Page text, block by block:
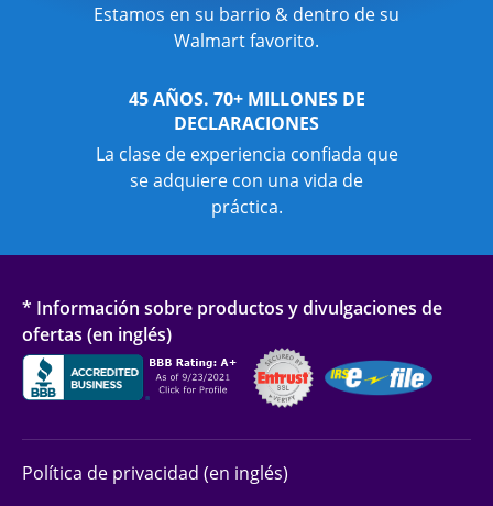
Estamos en su barrio & dentro de su
Walmart favorito.
45 AÑOS. 70+ MILLONES DE
DECLARACIONES
La clase de experiencia confiada que
se adquiere con una vida de
práctica.
* Información sobre productos y divulgaciones de
ofertas (en inglés)
Política de privacidad (en inglés)